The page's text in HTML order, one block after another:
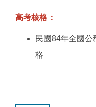
高考核格：
民國84年全國公
格